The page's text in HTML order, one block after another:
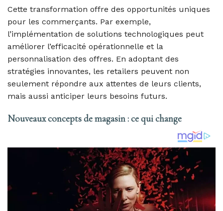
Cette transformation offre des opportunités uniques
pour les commerçants. Par exemple,
l’implémentation de solutions technologiques peut
améliorer l’efficacité opérationnelle et la
personnalisation des offres. En adoptant des
stratégies innovantes, les retailers peuvent non
seulement répondre aux attentes de leurs clients,
mais aussi anticiper leurs besoins futurs.
Nouveaux concepts de magasin : ce qui change